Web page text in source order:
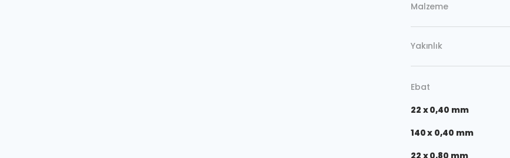
Malzeme
Yakınlık
Ebat
22 x 0,40 mm
140 x 0,40 mm
22 x 0,80 mm